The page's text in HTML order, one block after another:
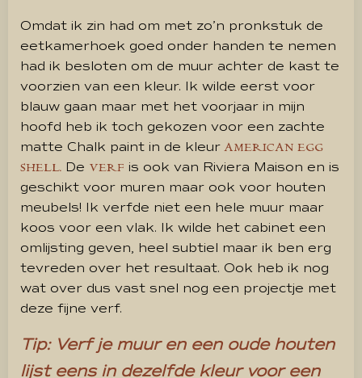
Omdat ik zin had om met zo’n pronkstuk de
eetkamerhoek goed onder handen te nemen
had ik besloten om de muur achter de kast te
voorzien van een kleur. Ik wilde eerst voor
blauw gaan maar met het voorjaar in mijn
hoofd heb ik toch gekozen voor een zachte
matte Chalk paint in de kleur AMERICAN EGG
SHELL. De VERF is ook van Riviera Maison en is
geschikt voor muren maar ook voor houten
meubels! Ik verfde niet een hele muur maar
koos voor een vlak. Ik wilde het cabinet een
omlijsting geven, heel subtiel maar ik ben erg
tevreden over het resultaat. Ook heb ik nog
wat over dus vast snel nog een projectje met
deze fijne verf.
Tip: Verf je muur en een oude houten
lijst eens in dezelfde kleur voor een